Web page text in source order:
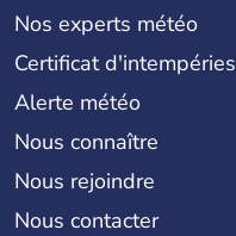
Nos experts météo
Certificat d'intempéries
Alerte météo
Nous connaître
Nous rejoindre
Nous contacter